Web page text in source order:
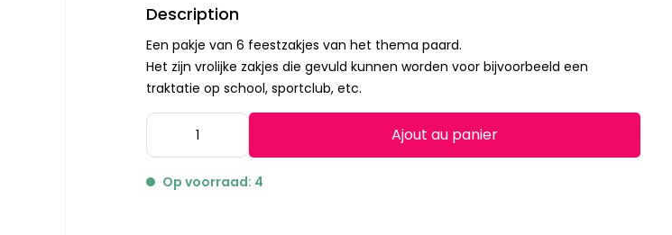
Description
Een pakje van 6 feestzakjes van het thema paard.
Het zijn vrolijke zakjes die gevuld kunnen worden voor bijvoorbeeld een
traktatie op school, sportclub, etc.
Ajout au panier
Op voorraad: 4